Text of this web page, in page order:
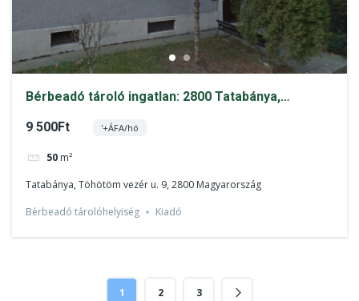
Bérbeadó tároló ingatlan: 2800 Tatabánya,
9 500Ft '+ÁFA/hó
50 m²
Tatabánya, Töhötöm vezér u. 9, 2800 Magyarország
Bérbeadó tárolóhelyiség Kiadó
1 2 3